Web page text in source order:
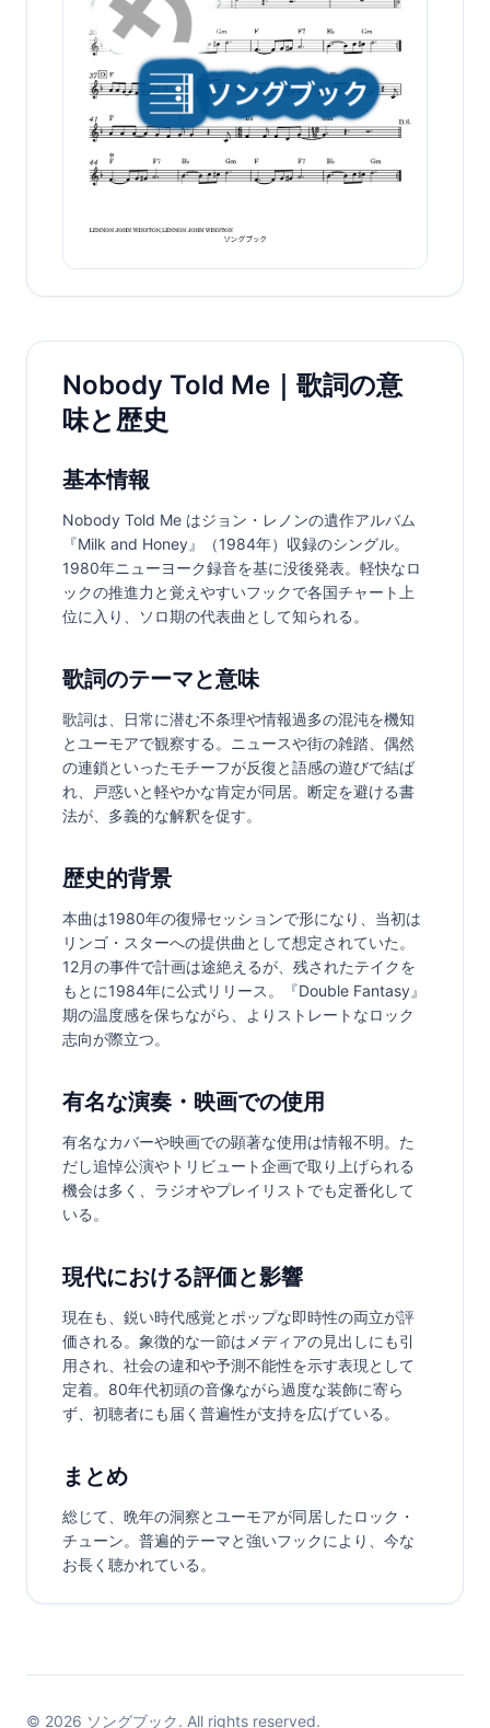
Nobody Told Me｜歌詞の意
味と歴史
基本情報
Nobody Told Me はジョン・レノンの遺作アルバム
『Milk and Honey』（1984年）収録のシングル。
1980年ニューヨーク録音を基に没後発表。軽快なロ
ックの推進力と覚えやすいフックで各国チャート上
位に入り、ソロ期の代表曲として知られる。
歌詞のテーマと意味
歌詞は、日常に潜む不条理や情報過多の混沌を機知
とユーモアで観察する。ニュースや街の雑踏、偶然
の連鎖といったモチーフが反復と語感の遊びで結ば
れ、戸惑いと軽やかな肯定が同居。断定を避ける書
法が、多義的な解釈を促す。
歴史的背景
本曲は1980年の復帰セッションで形になり、当初は
リンゴ・スターへの提供曲として想定されていた。
12月の事件で計画は途絶えるが、残されたテイクを
もとに1984年に公式リリース。『Double Fantasy』
期の温度感を保ちながら、よりストレートなロック
志向が際立つ。
有名な演奏・映画での使用
有名なカバーや映画での顕著な使用は情報不明。た
だし追悼公演やトリビュート企画で取り上げられる
機会は多く、ラジオやプレイリストでも定番化して
いる。
現代における評価と影響
現在も、鋭い時代感覚とポップな即時性の両立が評
価される。象徴的な一節はメディアの見出しにも引
用され、社会の違和や予測不能性を示す表現として
定着。80年代初頭の音像ながら過度な装飾に寄ら
ず、初聴者にも届く普遍性が支持を広げている。
まとめ
総じて、晩年の洞察とユーモアが同居したロック・
チューン。普遍的テーマと強いフックにより、今な
お長く聴かれている。
© 2026 ソングブック. All rights reserved.